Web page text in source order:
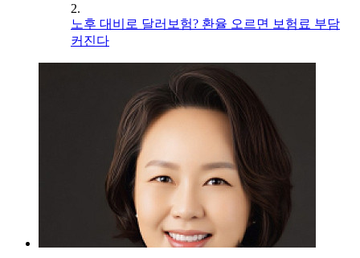
2.
노후 대비로 달러보험? 환율 오르면 보험료 부담
커진다